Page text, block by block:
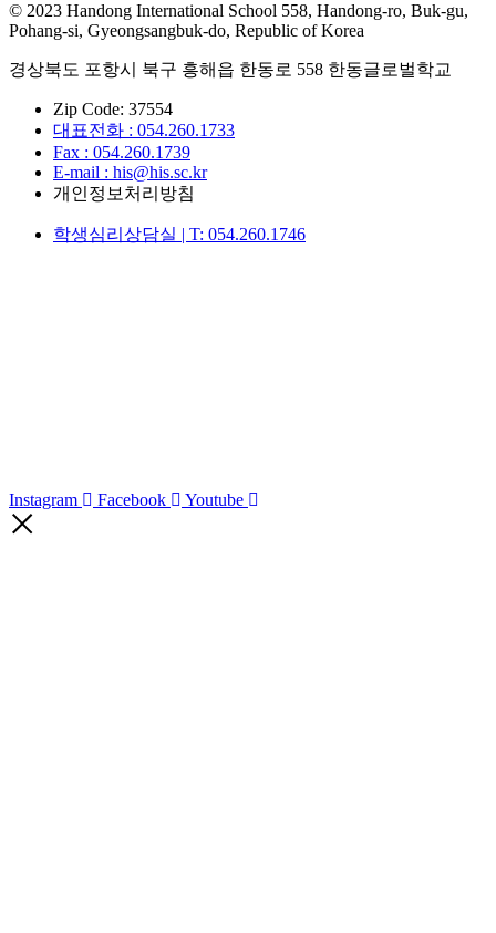
© 2023 Handong International School 558, Handong-ro, Buk-gu,
Pohang-si, Gyeongsangbuk-do, Republic of Korea
경상북도 포항시 북구 흥해읍 한동로 558 한동글로벌학교
Zip Code: 37554
대표전화 : 054.260.1733
Fax : 054.260.1739
E-mail : his@his.sc.kr
개인정보처리방침
학생심리상담실 | T: 054.260.1746
Instagram Facebook Youtube